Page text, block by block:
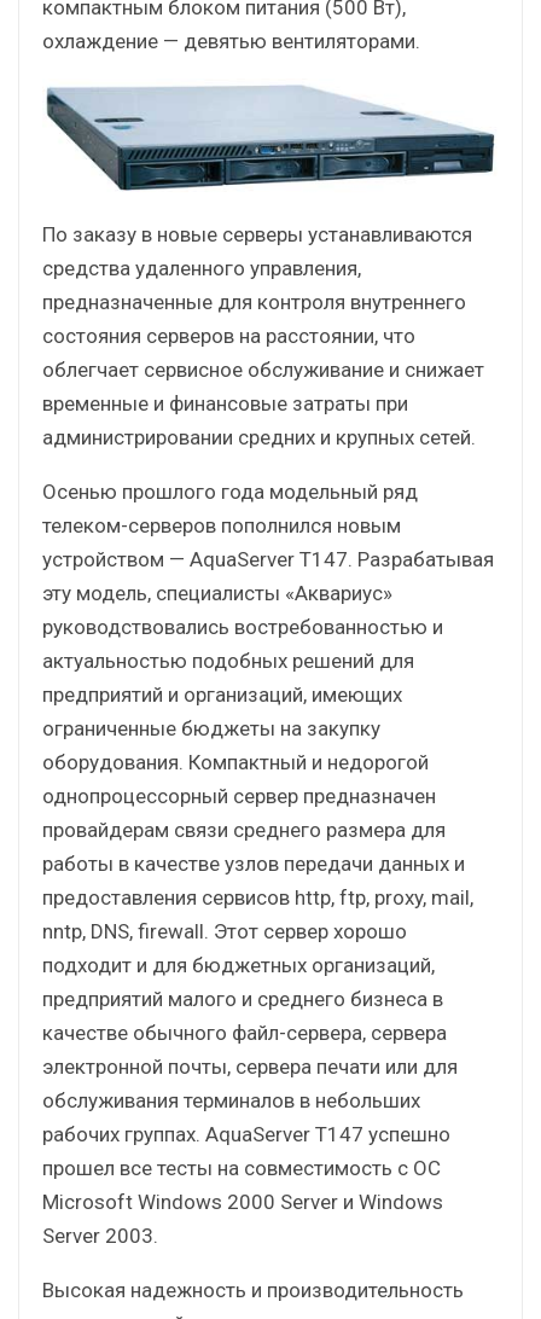
компактным блоком питания (500 Вт),
охлаждение — девятью вентиляторами.
По заказу в новые серверы устанавливаются
средства удаленного управления,
предназначенные для контроля внутреннего
состояния серверов на расстоянии, что
облегчает сервисное обслуживание и снижает
временные и финансовые затраты при
администрировании средних и крупных сетей.
Осенью прошлого года модельный ряд
телеком-серверов пополнился новым
устройством — AquaServer T147. Разрабатывая
эту модель, специалисты «Аквариус»
руководствовались востребованностью и
актуальностью подобных решений для
предприятий и организаций, имеющих
ограниченные бюджеты на закупку
оборудования. Компактный и недорогой
однопроцессорный сервер предназначен
провайдерам связи среднего размера для
работы в качестве узлов передачи данных и
предоставления сервисов http, ftp, proxy, mail,
nntp, DNS, firewall. Этот сервер хорошо
подходит и для бюджетных организаций,
предприятий малого и среднего бизнеса в
качестве обычного файл-сервера, сервера
электронной почты, сервера печати или для
обслуживания терминалов в небольших
рабочих группах. AquaServer T147 успешно
прошел все тесты на совместимость с ОС
Microsoft Windows 2000 Server и Windows
Server 2003.
Высокая надежность и производительность